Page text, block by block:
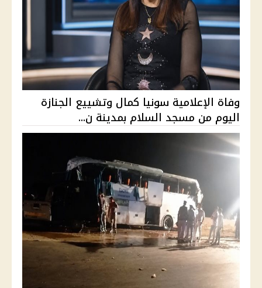
وفاة الإعلامية سونيا كمال وتشييع الجنازة
اليوم من مسجد السلام بمدينة ن...